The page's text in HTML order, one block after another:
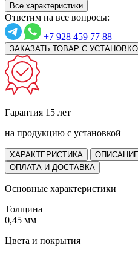
Все характеристики
Ответим на все вопросы:
+7 928 459 77 88
ЗАКАЗАТЬ ТОВАР С
Гарантия 15 лет
на продукцию с установкой
ХАРАКТЕРИСТИКА ОПИСАНИЕ
ОПЛАТА И ДОСТАВКА
Основные характеристики
Толщина
0,45 мм
Цвета и покрытия